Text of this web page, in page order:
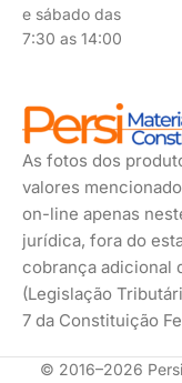
e sábado das
7:30 as 14:00
As fotos dos
valores
on-line apenas
jurídica, fora do
cobrança adicional
(Legislação
7 da Constituição
© 2016–2026